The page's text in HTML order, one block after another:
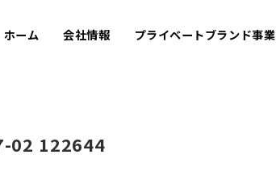
ホーム 会社情報 プライベートブランド事業
02 122644